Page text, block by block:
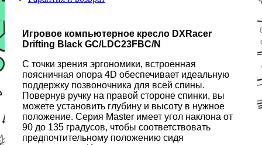
Игровое компьютерное кресло DXRacer
Drifting Black GC/LDC23FBC/N
С точки зрения эргономики, встроенная
поясничная опора 4D обеспечивает идеальную
поддержку позвоночника для всей спины.
Повернув ручку на правой стороне спинки, вы
можете установить глубину и высоту в нужное
положение. Серия Master имеет угол наклона от
90 до 135 градусов, чтобы соответствовать
предпочтительному положению сидя